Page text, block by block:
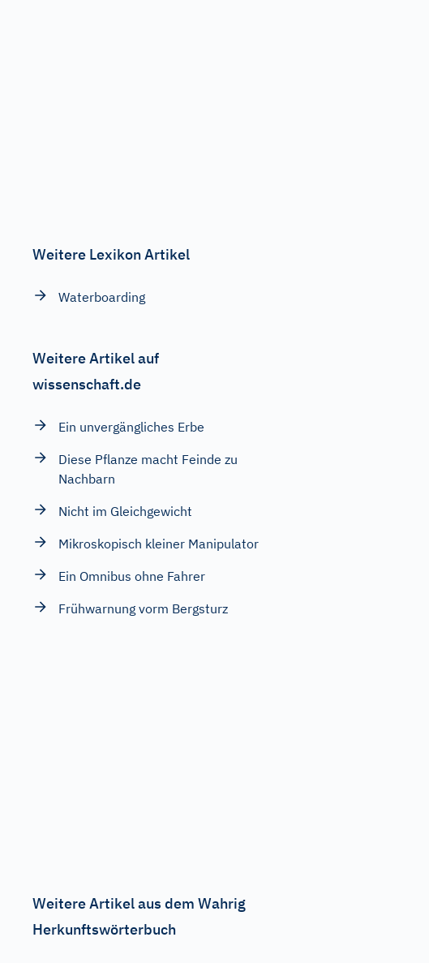
Weitere Lexikon Artikel
Waterboarding
Weitere Artikel auf
wissenschaft.de
Ein unvergängliches Erbe
Diese Pflanze macht Feinde zu
Nachbarn
Nicht im Gleichgewicht
Mikroskopisch kleiner Manipulator
Ein Omnibus ohne Fahrer
Frühwarnung vorm Bergsturz
Weitere Artikel aus dem Wahrig
Herkunftswörterbuch